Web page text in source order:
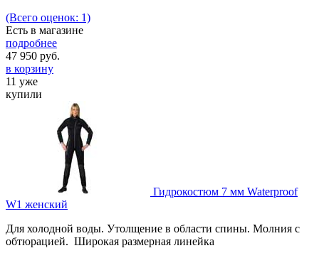
(Всего оценок: 1)
Есть в магазине
подробнее
47 950 руб.
в корзину
11 уже
купили
Гидрокостюм 7 мм Waterproof
W1 женский
Для холодной воды. Утолщение в области спины. Молния с
обтюрацией. Широкая размерная линейка